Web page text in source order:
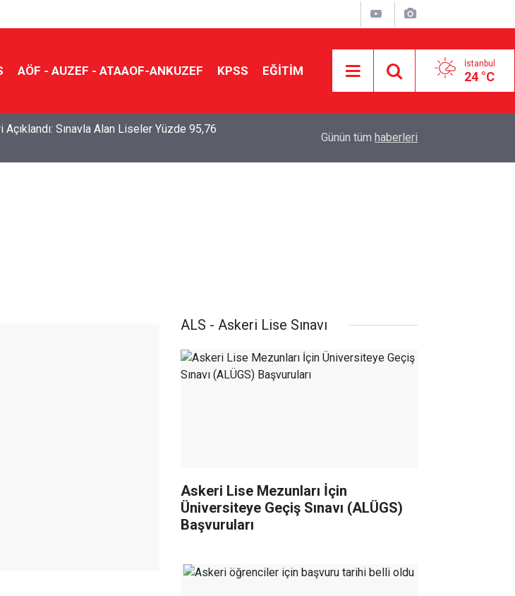
AÖF - AUZEF - ATAAOF-ANKUZEF KPSS EĞİTİM İstanbul
24 °C
Sınavla Alan Liseler Yüzde 95,76
Tercihine Yerleşti
Günün tüm haberleri
ALS - Askeri Lise Sınavı
Askeri Lise Mezunları İçin
Üniversiteye Geçiş Sınavı (ALÜGS)
Başvuruları